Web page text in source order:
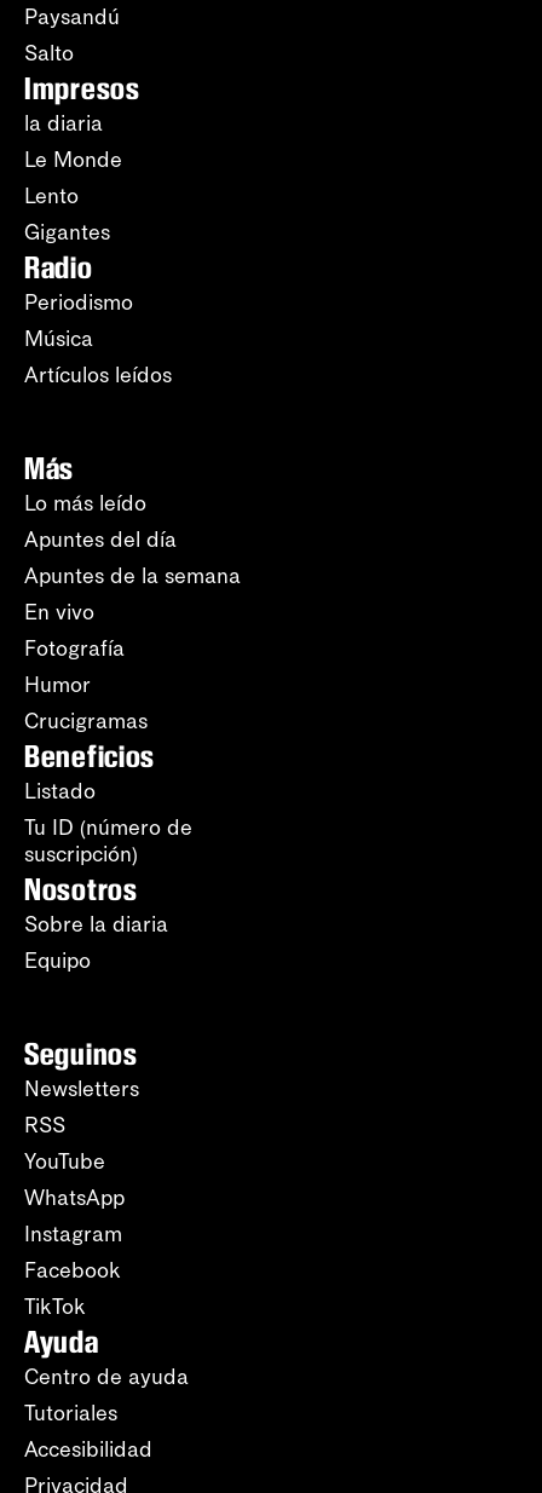
Paysandú
Salto
Impresos
la diaria
Le Monde
Lento
Gigantes
Radio
Periodismo
Música
Artículos leídos
Más
Lo más leído
Apuntes del día
Apuntes de la semana
En vivo
Fotografía
Humor
Crucigramas
Beneficios
Listado
Tu ID (número de
suscripción)
Nosotros
Sobre la diaria
Equipo
Seguinos
Newsletters
RSS
YouTube
WhatsApp
Instagram
Facebook
TikTok
Ayuda
Centro de ayuda
Tutoriales
Accesibilidad
Privacidad